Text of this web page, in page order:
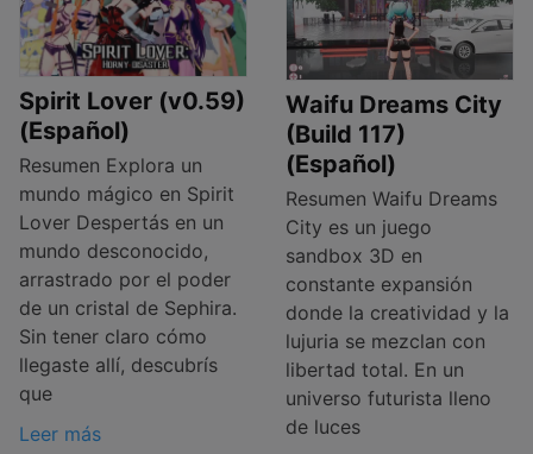
Spirit Lover (v0.59)
(Español)
Resumen Explora un
mundo mágico en Spirit
Lover Despertás en un
mundo desconocido,
arrastrado por el poder
de un cristal de Sephira.
Sin tener claro cómo
llegaste allí, descubrís
que
Leer más
Waifu Dreams City
(Build 117)
(Español)
Resumen Waifu Dreams
City es un juego
sandbox 3D en
constante expansión
donde la creatividad y la
lujuria se mezclan con
libertad total. En un
universo futurista lleno
de luces